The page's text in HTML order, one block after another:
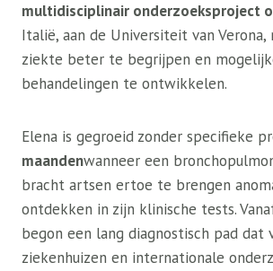
multidisciplinair onderzoeksproject
Italië, aan de Universiteit van
ziekte beter te begrijpen en
behandelingen te ontwikkelen.
Elena is gegroeid zonder specifieke
maandenwanneer een
bracht artsen ertoe te brengen
ontdekken in zijn klinische tests.
begon een lang diagnostisch pad dat
ziekenhuizen en internationale